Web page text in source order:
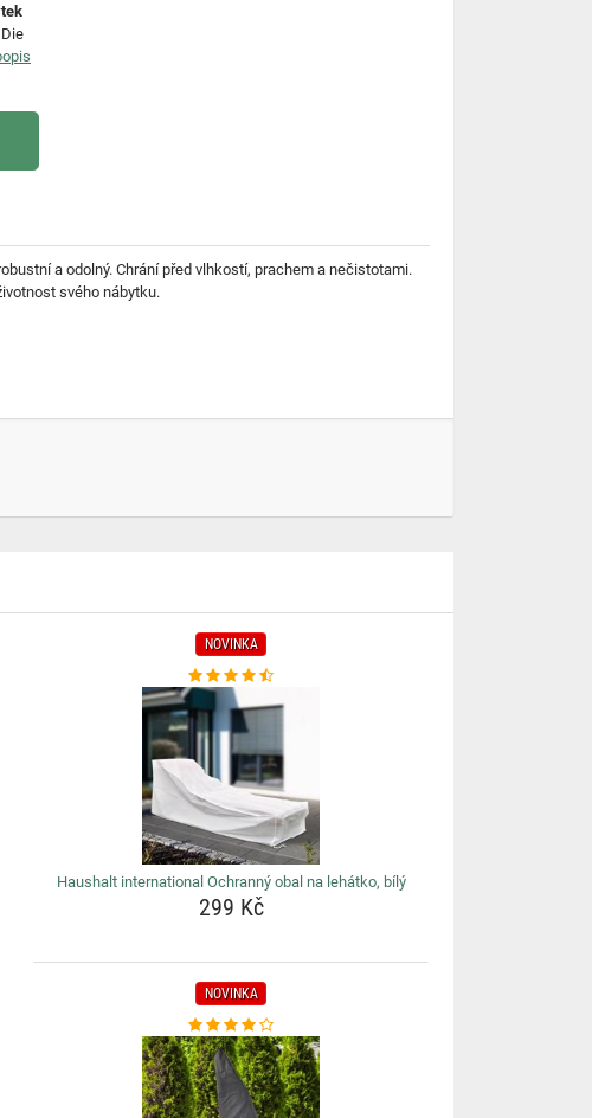
a odolný. Chrání před vlhkostí, prachem a nečistotami.
svého nábytku.
NOVINKA
Haushalt international Ochranný obal na lehátko, bílý
299 Kč
NOVINKA